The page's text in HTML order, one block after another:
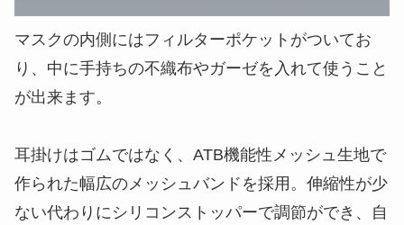
マスクの内側にはフィルターポケットがついてお
り、中に手持ちの不織布やガーゼを入れて使うこと
が出来ます。